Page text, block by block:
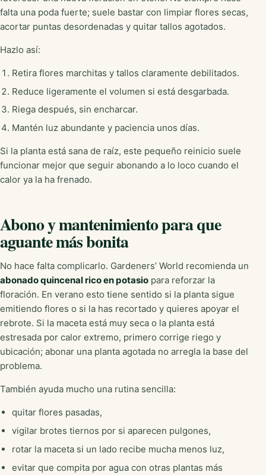
falta una poda fuerte; suele bastar con limpiar flores secas,
acortar puntas desordenadas y quitar tallos agotados.
Hazlo así:
Retira flores marchitas y tallos claramente debilitados.
Reduce ligeramente el volumen si está desgarbada.
Riega después, sin encharcar.
Mantén luz abundante y paciencia unos días.
Si la planta está sana de raíz, este pequeño reinicio suele
funcionar mejor que seguir abonando a lo loco cuando el
calor ya la ha frenado.
Abono y mantenimiento para que
aguante más bonita
No hace falta complicarlo. Gardeners’ World recomienda un
abonado quincenal rico en potasio para reforzar la
floración. En verano esto tiene sentido si la planta sigue
emitiendo flores o si la has recortado y quieres apoyar el
rebrote. Si la maceta está muy seca o la planta está
estresada por calor extremo, primero corrige riego y
ubicación; abonar una planta agotada no arregla la base del
problema.
También ayuda mucho una rutina sencilla:
quitar flores pasadas,
vigilar brotes tiernos por si aparecen pulgones,
rotar la maceta si un lado recibe mucha menos luz,
evitar que compita por agua con otras plantas más